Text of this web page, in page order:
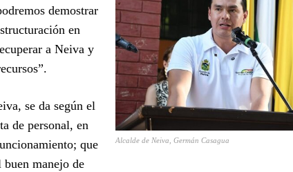
Alcalde de Neiva, Germán Casagua
demostrar
en
a Neiva y
se da según el
de personal, en
que
manejo de